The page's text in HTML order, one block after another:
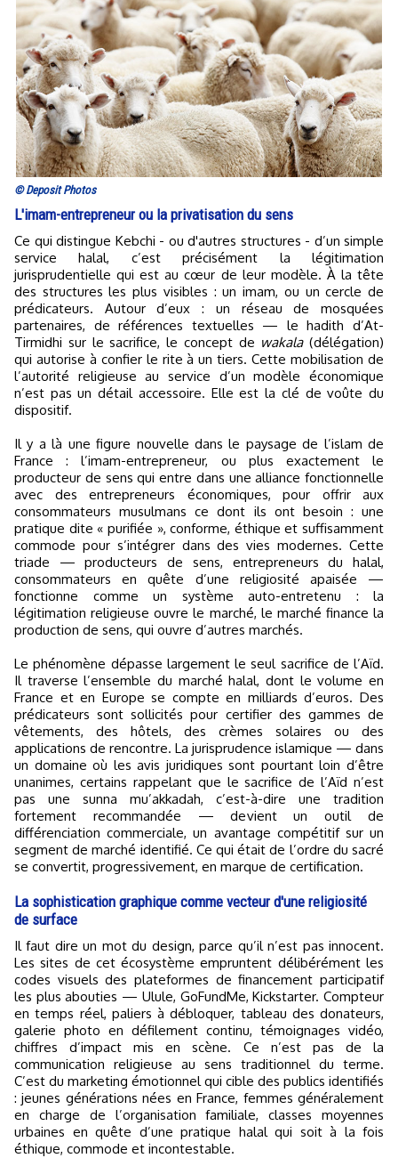
© Deposit Photos
L'imam-entrepreneur ou la privatisation du sens
Ce qui distingue Kebchi - ou d'autres structures - d’un simple
service halal, c’est précisément la légitimation
jurisprudentielle qui est au cœur de leur modèle. À la tête
des structures les plus visibles : un imam, ou un cercle de
prédicateurs. Autour d’eux : un réseau de mosquées
partenaires, de références textuelles — le hadith d’At-
Tirmidhi sur le sacrifice, le concept de wakala(délégation)
qui autorise à confier le rite à un tiers. Cette mobilisation de
l’autorité religieuse au service d’un modèle économique
n’est pas un détail accessoire. Elle est la clé de voûte du
dispositif.
Il y a là une figure nouvelle dans le paysage de l’islam de
France : l’imam-entrepreneur, ou plus exactement le
producteur de sens qui entre dans une alliance fonctionnelle
avec des entrepreneurs économiques, pour offrir aux
consommateurs musulmans ce dont ils ont besoin : une
pratique dite « purifiée », conforme, éthique et suffisamment
commode pour s’intégrer dans des vies modernes. Cette
triade — producteurs de sens, entrepreneurs du halal,
consommateurs en quête d’une religiosité apaisée —
fonctionne comme un système auto-entretenu : la
légitimation religieuse ouvre le marché, le marché finance la
production de sens, qui ouvre d’autres marchés.
Le phénomène dépasse largement le seul sacrifice de l’Aïd.
Il traverse l’ensemble du marché halal, dont le volume en
France et en Europe se compte en milliards d’euros. Des
prédicateurs sont sollicités pour certifier des gammes de
vêtements, des hôtels, des crèmes solaires ou des
applications de rencontre. La jurisprudence islamique — dans
un domaine où les avis juridiques sont pourtant loin d’être
unanimes, certains rappelant que le sacrifice de l’Aïd n’est
pas une sunna mu’akkadah, c’est-à-dire une tradition
fortement recommandée — devient un outil de
différenciation commerciale, un avantage compétitif sur un
segment de marché identifié. Ce qui était de l’ordre du sacré
se convertit, progressivement, en marque de certification.
La sophistication graphique comme vecteur d'une religiosité
de surface
Il faut dire un mot du design, parce qu’il n’est pas innocent.
Les sites de cet écosystème empruntent délibérément les
codes visuels des plateformes de financement participatif
les plus abouties — Ulule, GoFundMe, Kickstarter. Compteur
en temps réel, paliers à débloquer, tableau des donateurs,
galerie photo en défilement continu, témoignages vidéo,
chiffres d’impact mis en scène. Ce n’est pas de la
communication religieuse au sens traditionnel du terme.
C’est du marketing émotionnel qui cible des publics identifiés
: jeunes générations nées en France, femmes généralement
en charge de l’organisation familiale, classes moyennes
urbaines en quête d’une pratique halal qui soit à la fois
éthique, commode et incontestable.